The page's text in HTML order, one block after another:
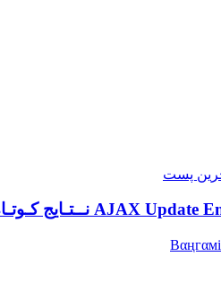
نــتـایج
Вαңгαмi